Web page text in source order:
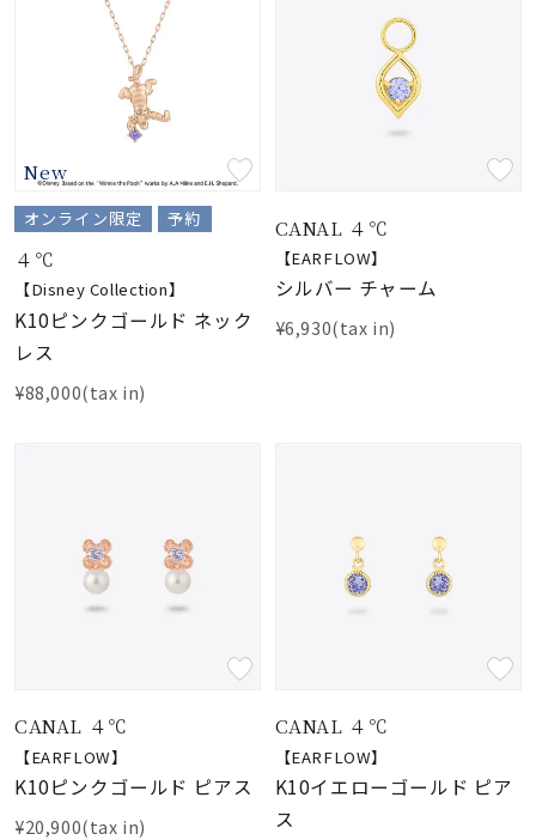
リングサイズ
在庫
New
オンライン限定 予約
４℃
【Disney Collection】
K10ピンクゴールド ネック
レス
¥88,000(tax in)
CANAL ４℃
【EARFLOW】
シルバー チャーム
¥6,930(tax in)
CANAL ４℃
【EARFLOW】
K10ピンクゴールド ピアス
¥20,900(tax in)
CANAL ４℃
【EARFLOW】
K10イエローゴールド ピア
ス